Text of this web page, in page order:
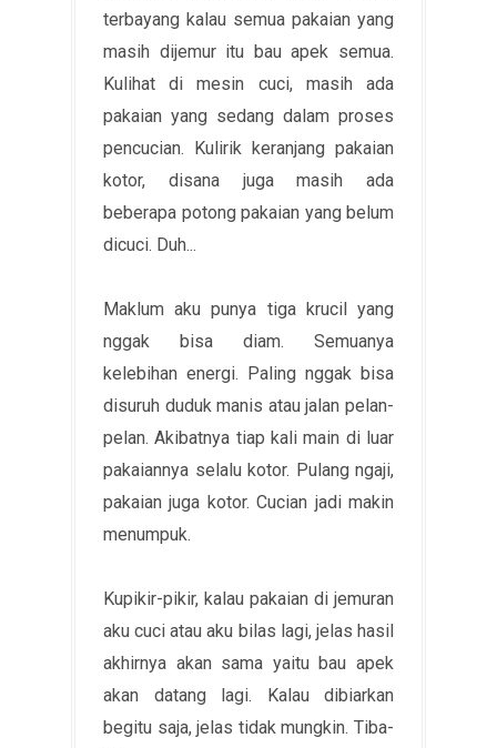
terbayang kalau semua pakaian yang
masih dijemur itu bau apek semua.
Kulihat di mesin cuci, masih ada
pakaian yang sedang dalam proses
pencucian. Kulirik keranjang pakaian
kotor, disana juga masih ada
beberapa potong pakaian yang belum
dicuci. Duh...
Maklum aku punya tiga krucil yang
nggak bisa diam. Semuanya
kelebihan energi. Paling nggak bisa
disuruh duduk manis atau jalan pelan-
pelan. Akibatnya tiap kali main di luar
pakaiannya selalu kotor. Pulang ngaji,
pakaian juga kotor. Cucian jadi makin
menumpuk.
Kupikir-pikir, kalau pakaian di jemuran
aku cuci atau aku bilas lagi, jelas hasil
akhirnya akan sama yaitu bau apek
akan datang lagi. Kalau dibiarkan
begitu saja, jelas tidak mungkin. Tiba-